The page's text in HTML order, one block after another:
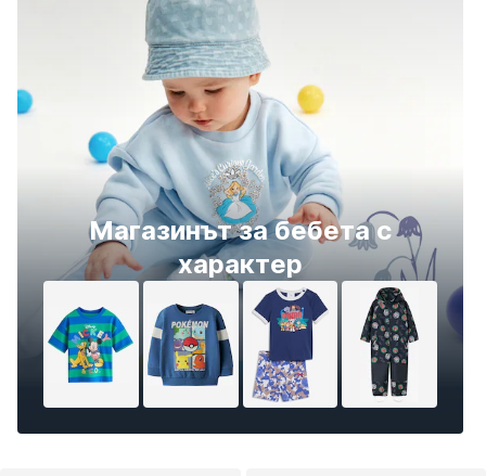
Магазинът за бебета с
характер